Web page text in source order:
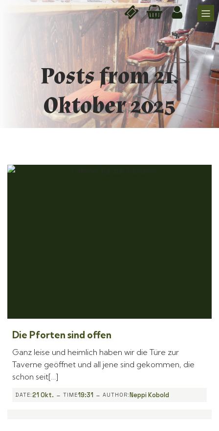
Posts from 21.
Oktober 2025
Die Pforten sind offen
Ganz leise und heimlich haben wir die Türe zur
Taverne geöffnet und all jene sind gekommen, die
schon seit[…]
DATE:21 Okt. - TIME19:31 - AUTHOR:Neppi Kobold